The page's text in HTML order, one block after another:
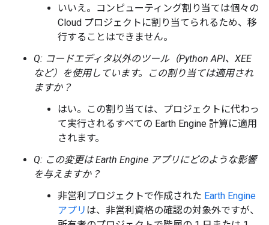
いいえ。コンピューティング割り当ては個々の
Cloud プロジェクトに割り当てられるため、移
行することはできません。
Q: コードエディタ以外のツール（Python API、XEE
など）を使用しています。
この割り当ては適用され
ますか？
はい。この割り当ては、プロジェクトに代わっ
て実行されるすべての Earth Engine 計算に適用
されます。
Q: この変更は Earth Engine アプリにどのような影響
を与えますか？
非営利プロジェクトで作成された Earth Engine
アプリ は、非営利資格の確認の対象外ですが、